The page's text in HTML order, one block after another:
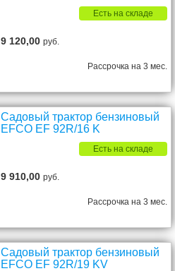
Есть на складе
9 120,00руб.
Рассрочка на 3 мес.
Садовый трактор бензиновый
EFCO EF 92R/16 K
Есть на складе
9 910,00руб.
Рассрочка на 3 мес.
Садовый трактор бензиновый
EFCO EF 92R/19 KV